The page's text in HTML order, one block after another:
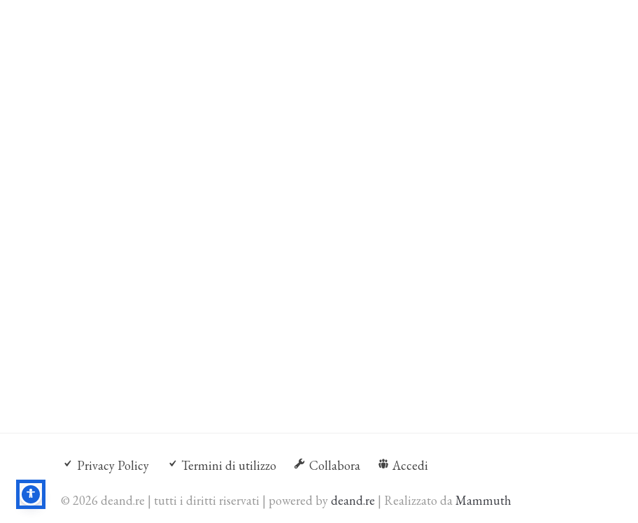
Privacy Policy Termini di utilizzo Collabora Accedi
© 2026 deand.re | tutti i diritti riservati | powered bydeand.re | Realizzato daMammuth